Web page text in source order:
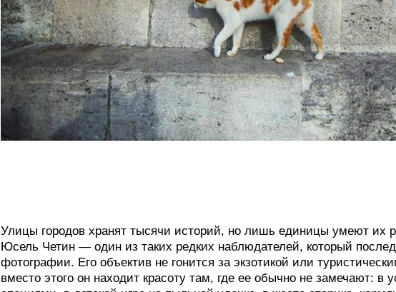
Улицы городов хранят тысячи историй, но лишь единицы умеют их
Юсель Четин ― один из таких редких наблюдателей, который
фотографии. Его объектив не гонится за экзотикой или
вместо этого он находит красоту там, где ее обычно не замечают: в